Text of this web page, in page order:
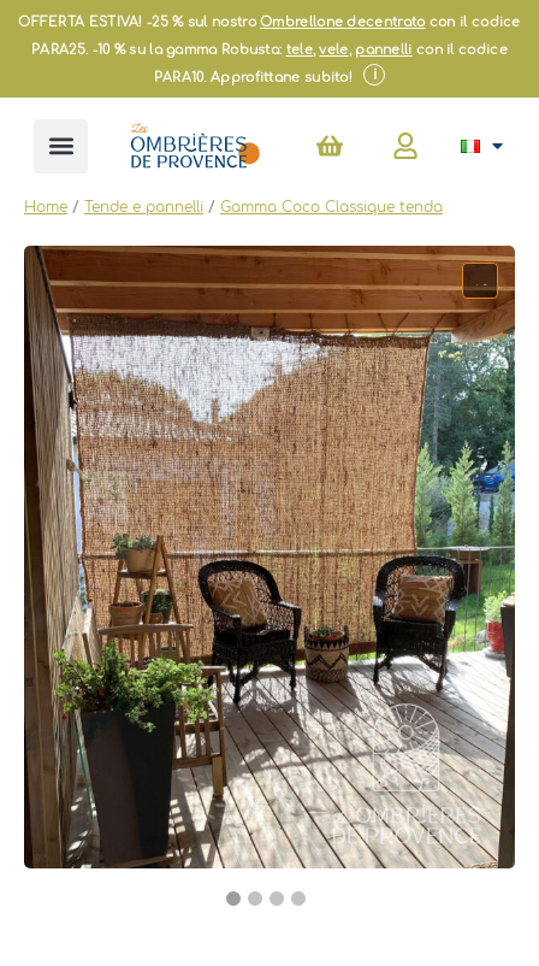
VaiOFFERTA ESTIVA! -25 % sul nostroOmbrellone decentratocon il codice
PARA25. -10 % su la gamma Robusta: tele,vele, pannelli con il codice
PARA10. Approfittane subito! i
Carrello
Home / Tende e pannelli / Gamma Coco Classique tenda